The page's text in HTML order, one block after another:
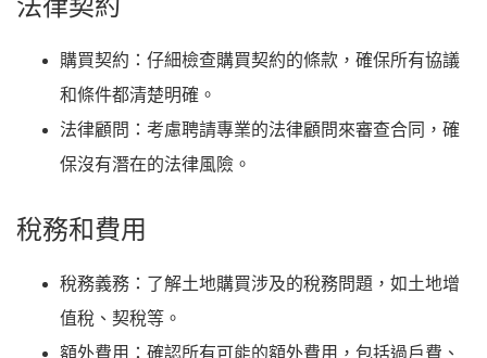
購買契約 ：仔細檢查購買契約的條款，確保所有協議
和條件都清楚明確。
法律顧問 ：考慮聘請專業的法律顧問來審查合同，確
保沒有潛在的法律風險。
稅務和費用
稅務義務 ：了解土地購買涉及的稅務問題，如土地增
值稅、契稅等。
額外費用 ：確認所有可能的額外費用，包括過戶費、